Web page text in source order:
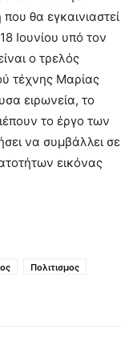
θα εγκαινιαστεί
Ιουνίου υπό τον
ο τρελός
τέχνης Μαρίας
ειρωνεία, το
το έργο των
να συμβάλλει σε
εικόνας
Πολιτισμος